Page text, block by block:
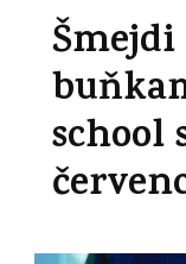
school